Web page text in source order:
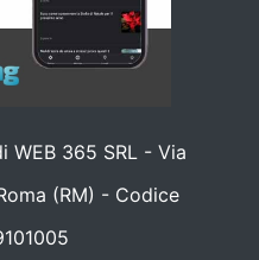
365 SRL - Via
(RM) - Codice